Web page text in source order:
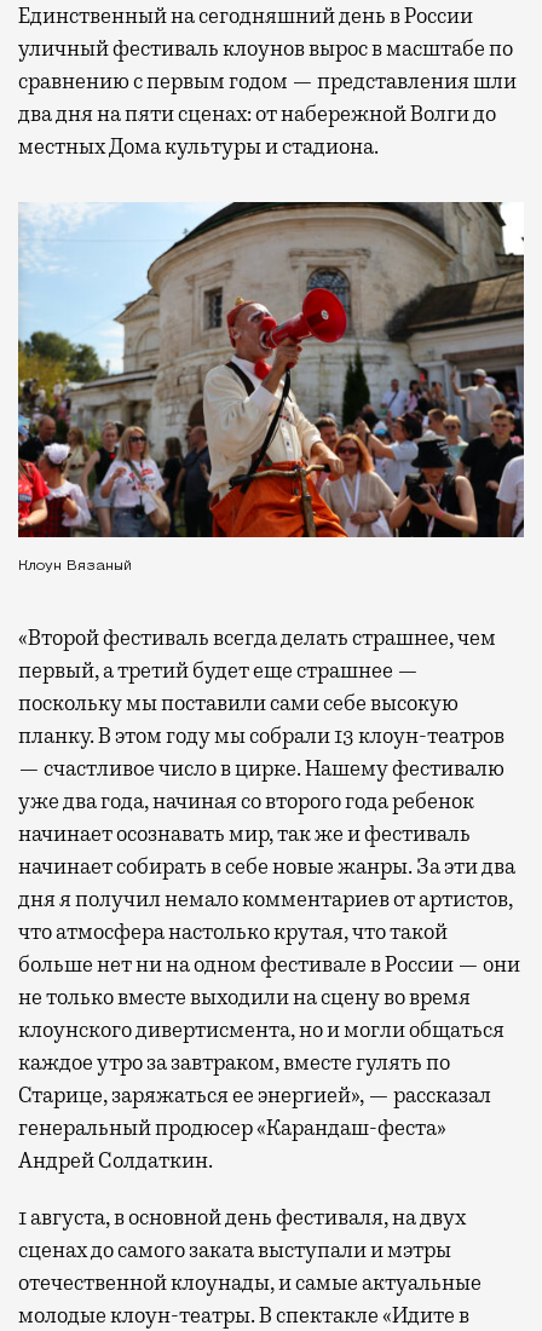
Единственный на сегодняшний день в России
уличный фестиваль клоунов вырос в масштабе по
сравнению с первым годом — представления шли
два дня на пяти сценах: от набережной Волги до
местных Дома культуры и стадиона.
Клоун Вязаный
«Второй фестиваль всегда делать страшнее, чем
первый, а третий будет еще страшнее —
поскольку мы поставили сами себе высокую
планку. В этом году мы собрали 13 клоун-театров
— счастливое число в цирке. Нашему фестивалю
уже два года, начиная со второго года ребенок
начинает осознавать мир, так же и фестиваль
начинает собирать в себе новые жанры. За эти два
дня я получил немало комментариев от артистов,
что атмосфера настолько крутая, что такой
больше нет ни на одном фестивале в России — они
не только вместе выходили на сцену во время
клоунского дивертисмента, но и могли общаться
каждое утро за завтраком, вместе гулять по
Старице, заряжаться ее энергией», — рассказал
генеральный продюсер «Карандаш-феста»
Андрей Солдаткин.
1 августа, в основной день фестиваля, на двух
сценах до самого заката выступали и мэтры
отечественной клоунады, и самые актуальные
молодые клоун-театры. В спектакле «Идите в